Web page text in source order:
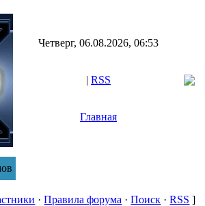
Четверг, 06.08.2026, 06:53
| RSS
Главная
·Правила форума ·Поиск ·RSS ]